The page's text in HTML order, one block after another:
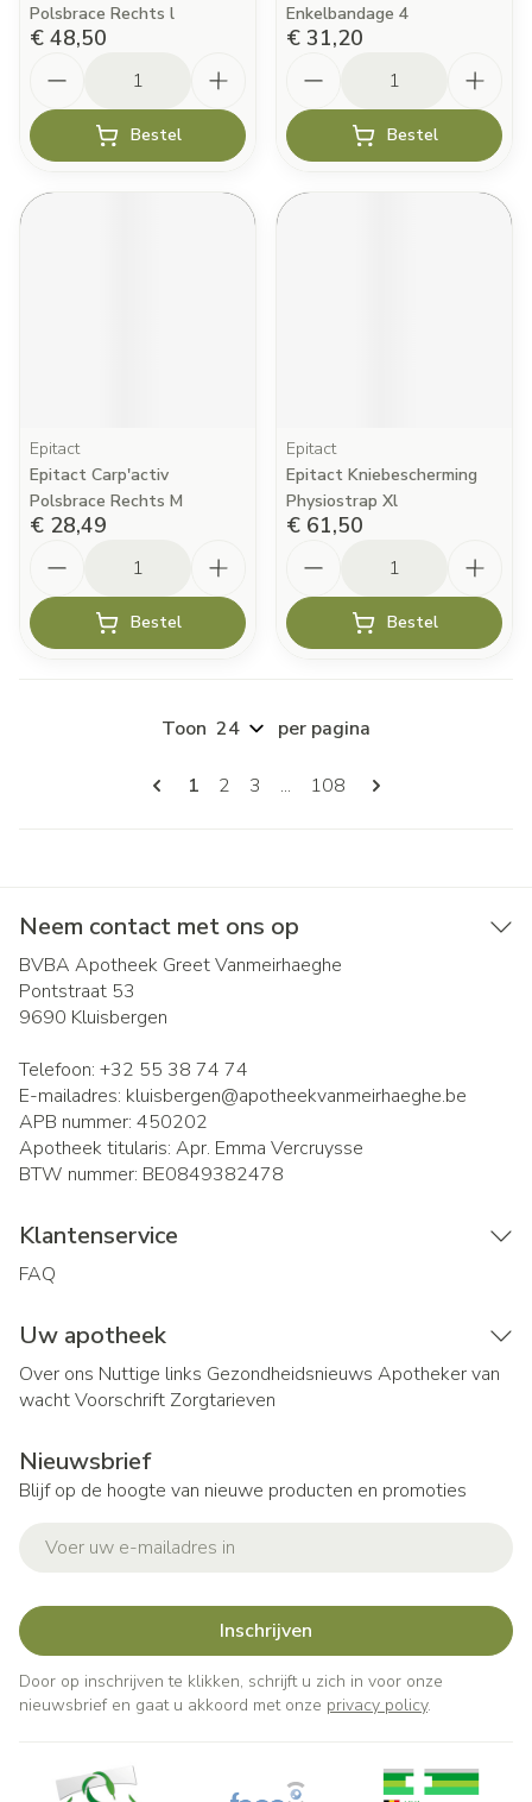
Polsbrace Rechts l
€ 48,50
Bestel
Enkelbandage 4
€ 31,20
Bestel
Epitact
Epitact Carp'activ
Polsbrace Rechts M
€ 28,49
Bestel
Epitact
Epitact Kniebescherming
Physiostrap Xl
€ 61,50
Bestel
Pagina's
U lees momenteel pagina
1 Pagina
2 Pagina
3 ... Pagina
108
Toon per pagina
Neem contact met ons op
BVBA Apotheek Greet Vanmeirhaeghe
Pontstraat 53
9690 Kluisbergen
Telefoon: +32 55 38 74 74
E-mailadres: kluisbergen@apotheekvanmeirhaeghe.be
APB nummer: 450202
Apotheek titularis: Apr. Emma Vercruysse
BTW nummer: BE0849382478
Klantenservice
FAQ
Uw apotheek
Over ons Nuttige links Gezondheidsnieuws Apotheker van
wachtVoorschrift Zorgtarieven
Nieuwsbrief
Blijf op de hoogte van nieuwe producten en promoties
Inschrijven
Door op inschrijven te klikken, schrijft u zich in voor onze
nieuwsbrief en gaat u akkoord met onze privacy policy.